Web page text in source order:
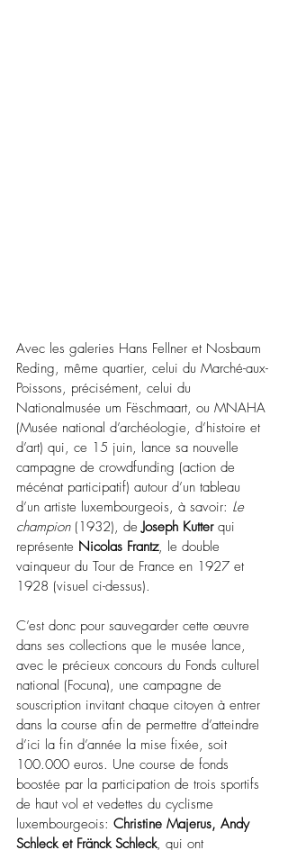
Avec les galeries Hans Fellner et Nosbaum
Reding, même quartier, celui du Marché-aux-
Poissons, précisément, celui du
Nationalmusée um Fëschmaart, ou MNAHA
(Musée national d’archéologie, d’histoire et
d’art) qui, ce 15 juin, lance sa nouvelle
campagne de crowdfunding (action de
mécénat participatif) autour d’un tableau
d’un artiste luxembourgeois, à savoir: Le
champion (1932), de Joseph Kutter qui
représente Nicolas Frantz, le double
vainqueur du Tour de France en 1927 et
1928 (visuel ci-dessus).
C’est donc pour sauvegarder cette œuvre
dans ses collections que le musée lance,
avec le précieux concours du Fonds culturel
national (Focuna), une campagne de
souscription invitant chaque citoyen à entrer
dans la course afin de permettre d’atteindre
d’ici la fin d’année la mise fixée, soit
100.000 euros. Une course de fonds
boostée par la participation de trois sportifs
de haut vol et vedettes du cyclisme
luxembourgeois: Christine Majerus, Andy
Schleck et Fränck Schleck, qui ont